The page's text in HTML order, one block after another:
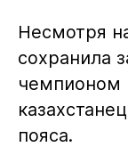
Несмотря
сохранила
чемпионом
пояса.